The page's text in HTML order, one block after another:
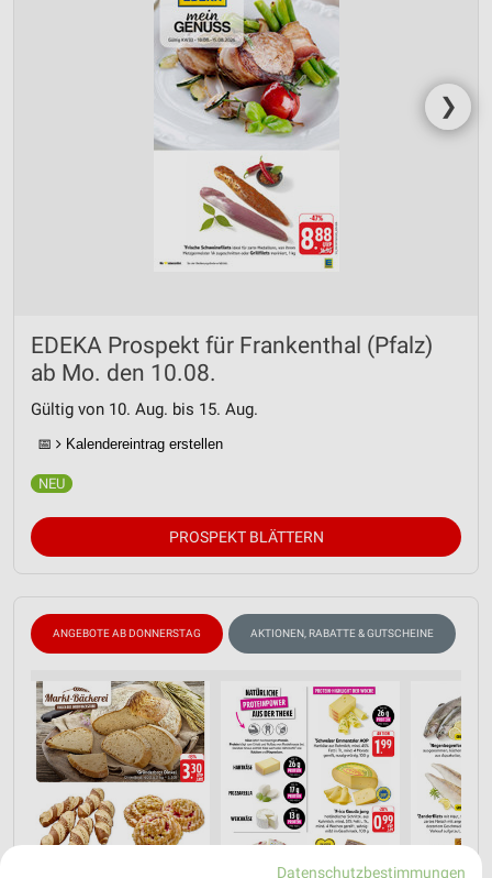
❯
EDEKA Prospekt für Frankenthal (Pfalz)
ab Mo. den 10.08.
Gültig von 10. Aug. bis 15. Aug.
📅 Kalendereintrag erstellen
PROSPEKT BLÄTTERN
ANGEBOTE AB DONNERSTAG AKTIONEN, RABATTE & GUTSCHEINE
Datenschutzbestimmungen